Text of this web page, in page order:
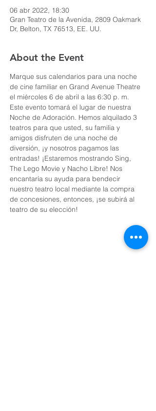
06 abr 2022, 18:30
Gran Teatro de la Avenida, 2809 Oakmark
Dr, Belton, TX 76513, EE. UU.
About the Event
Marque sus calendarios para una noche
de cine familiar en Grand Avenue Theatre
el miércoles 6 de abril a las 6:30 p. m.
Este evento tomará el lugar de nuestra
Noche de Adoración. Hemos alquilado 3
teatros para que usted, su familia y
amigos disfruten de una noche de
diversión, ¡y nosotros pagamos las
entradas! ¡Estaremos mostrando Sing,
The Lego Movie y Nacho Libre! Nos
encantaría su ayuda para bendecir
nuestro teatro local mediante la compra
de concesiones, entonces, ¡se subirá al
teatro de su elección!